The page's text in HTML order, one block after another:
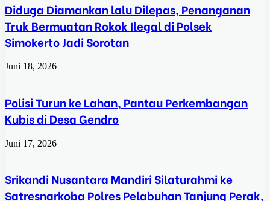
Diduga Diamankan lalu Dilepas, Penanganan
Truk Bermuatan Rokok Ilegal di Polsek
Simokerto Jadi Sorotan
Juni 18, 2026
Polisi Turun ke Lahan, Pantau Perkembangan
Kubis di Desa Gendro
Juni 17, 2026
Srikandi Nusantara Mandiri Silaturahmi ke
Satresnarkoba Polres Pelabuhan Tanjung Perak,